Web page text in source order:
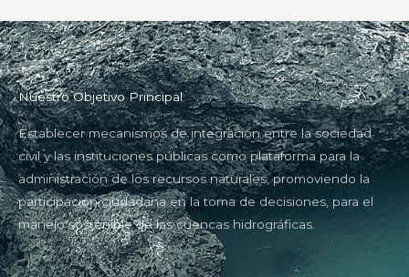
Nuestro Objetivo Principal
Establecer mecanismos de integración entre la sociedad
civil y las instituciones públicas como plataforma para la
administración de los recursos naturales, promoviendo la
participación ciudadana en la toma de decisiones, para el
manejo sostenible de las cuencas hidrográficas.